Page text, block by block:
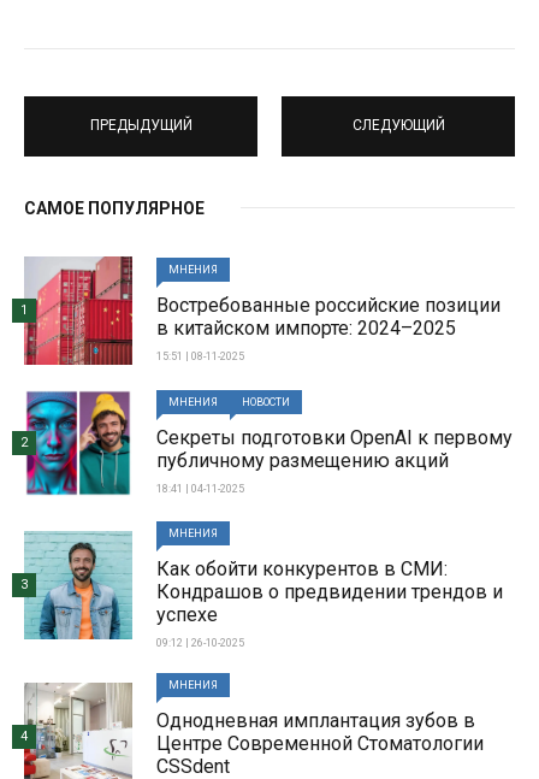
ПРЕДЫДУЩИЙ СЛЕДУЮЩИЙ
САМОЕ ПОПУЛЯРНОЕ
МНЕНИЯ
Востребованные российские позиции
в китайском импорте: 2024–2025
15:51 | 08-11-2025
1
МНЕНИЯ НОВОСТИ
Секреты подготовки OpenAI к первому
публичному размещению акций
18:41 | 04-11-2025
2
МНЕНИЯ
Как обойти конкурентов в СМИ:
Кондрашов о предвидении трендов и
успехе
09:12 | 26-10-2025
3
МНЕНИЯ
Однодневная имплантация зубов в
Центре Современной Стоматологии
CSSdent
4